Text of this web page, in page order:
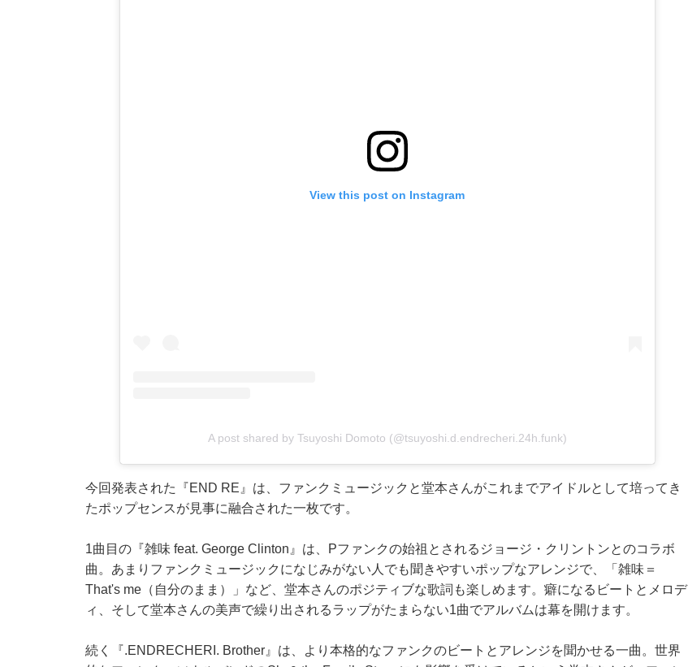
View this post on Instagram
A post shared by Tsuyoshi Domoto (@tsuyoshi.d.endrecheri.24h.funk)
今回発表された『END RE』は、ファンクミュージックと堂本さんがこれまでアイドルとして培ってき
たポップセンスが見事に融合された一枚です。
1曲目の『雑味 feat. George Clinton』は、Pファンクの始祖とされるジョージ・クリントンとのコラボ
曲。あまりファンクミュージックになじみがない人でも聞きやすいポップなアレンジで、「雑味＝
That's me（自分のまま）」など、堂本さんのポジティブな歌詞も楽しめます。癖になるビートとメロデ
ィ、そして堂本さんの美声で繰り出されるラップがたまらない1曲でアルバムは幕を開けます。
続く『.ENDRECHERI. Brother』は、より本格的なファンクのビートとアレンジを聞かせる一曲。世界